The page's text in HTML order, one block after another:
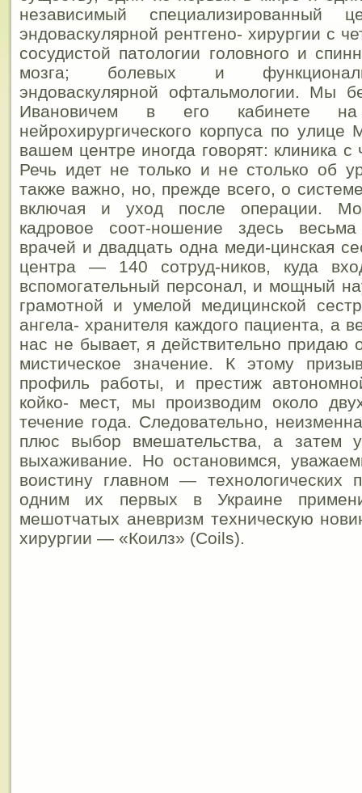
независимый специализированный
эндоваскулярной рентгено- хирургии с
сосудистой патологии головного и
мозга; болевых и
эндоваскулярной офтальмологии. Мы
Ивановичем в его кабинете
нейрохирургического корпуса по
вашем центре иногда говорят: клиника с
Речь идет не только и не столько об
также важно, но, прежде всего, о
включая и уход после операции.
кадровое соот-ношение здесь
врачей и двадцать одна меди-цинская
центра — 140 сотруд-ников, куда
вспомогательный персонал, и мощный
грамотной и умелой медицинской
ангела- хранителя каждого пациента, а
нас не бывает, я действительно придаю
мистическое значение. К этому
профиль работы, и престиж
койко- мест, мы производим около
течение года. Следовательно,
плюс выбор вмешательства, а затем
выхаживание. Но остановимся,
воистину главном — технологических
одним их первых в Украине
мешотчатых аневризм техническую
хирургии — «Коилз» (Coils).